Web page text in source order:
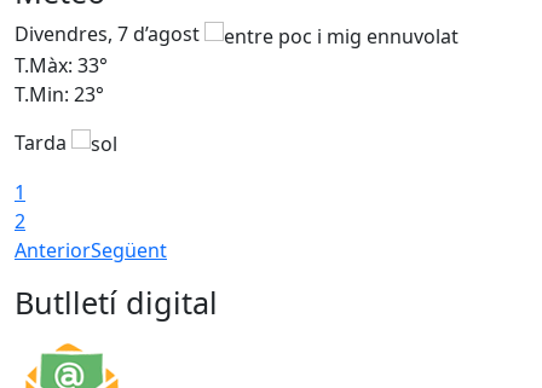
Divendres, 7 d’agost
T.Màx: 33°
T.Min: 23°
Tarda
1
2
AnteriorSegüent
Butlletí digital